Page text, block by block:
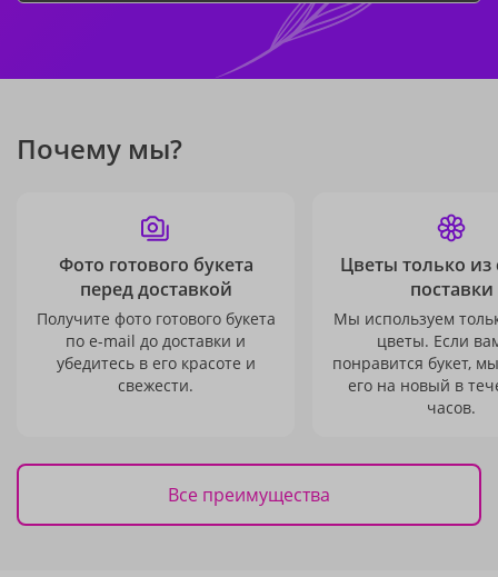
Почему мы?
Фото готового букета
перед доставкой
Получите фото готового букета
по e-mail до доставки и
убедитесь в его красоте и
свежести.
Цветы только из
поставки
Мы используем
цветы. Если
понравится букет,
его на новый в
часов.
Все преимущества